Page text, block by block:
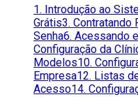
1. Introdução ao
Grátis3. Contratando
Senha6. Acessando
Configuração da
Modelos10.
Empresa12. Listas
Acesso14.